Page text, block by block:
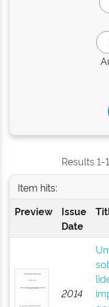
Results
Item hits:
Preview
Issue
Date
2014